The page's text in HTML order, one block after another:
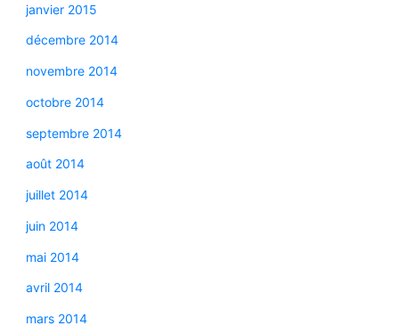
janvier 2015
décembre 2014
novembre 2014
octobre 2014
septembre 2014
août 2014
juillet 2014
juin 2014
mai 2014
avril 2014
mars 2014